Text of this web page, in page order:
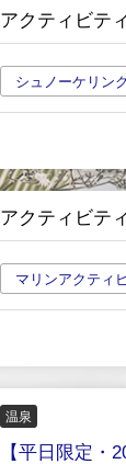
アクティビテ
シュノーケリン
アクティビテ
マリンアクティ
温泉
【平日限定